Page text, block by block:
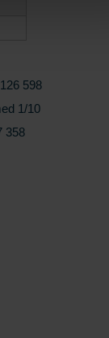
598
1/10
358